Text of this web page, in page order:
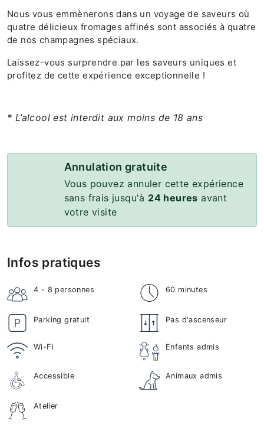
Nous vous emmènerons dans un voyage de saveurs où
quatre délicieux fromages affinés sont associés à quatre
de nos champagnes spéciaux.
Laissez-vous surprendre par les saveurs uniques et
profitez de cette expérience exceptionnelle !
* L’alcool est interdit aux moins de 18 ans
Annulation gratuite
Vous pouvez annuler cette expérience
sans frais jusqu'à 24 heures avant
votre visite
Infos pratiques
4 - 8 personnes 60 minutes
Parking gratuit Pas d'ascenseur
Wi-Fi Enfants admis
Accessible Animaux admis
Atelier